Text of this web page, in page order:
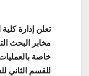
تعلن إدارة
مخابر البحث
خاصة بالعمليات
للقسم الثاني